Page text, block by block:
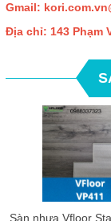
Gmail: kori.com.vn
Địa chỉ: 143 Phạm